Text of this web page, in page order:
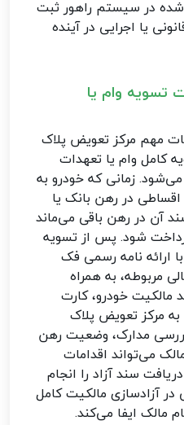
در سیستم راهور ثبت
یا اجرایی در آینده
تسویه وام یا
مهم مرکز تعویض پلاک
کامل وام یا تعهدات
می‌شود. زمانی که خودرو به
در رهن بانک یا
آن در رهن باقی می‌ماند
شود. پس از تسویه
ارائه نامه رسمی فک
مربوطه، به همراه
مالکیت خودرو، کارت
مرکز تعویض پلاک
مدارک، وضعیت رهن
می‌تواند اقدامات
سند آزاد را انجام
آزادسازی مالکیت کامل
مالک ایفا می‌کند.